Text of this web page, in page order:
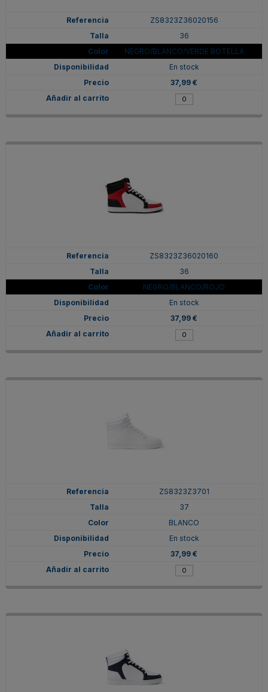
ZS8323Z36020156
36
NEGRO/BLANCO/VERDE BOTELLA
En stock
37,99 €
ZS8323Z36020160
36
NEGRO/BLANCO/ROJO
En stock
37,99 €
ZS8323Z3701
37
BLANCO
En stock
37,99 €